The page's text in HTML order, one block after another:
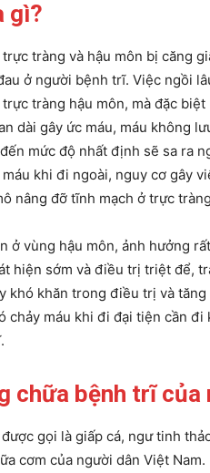
gì?
tràng và hậu môn bị căng
ở người bệnh trĩ. Việc ngồi
trực tràng hậu môn, mà đặc
dài gây ức máu, máu không
mức độ nhất định sẽ sa ra
máu khi đi ngoài, nguy cơ gây
nâng đỡ tĩnh mạch ở trực
ở vùng hậu môn, ảnh hưởng
hiện sớm và điều trị triệt để,
khó khăn trong điều trị và
chảy máu khi đi đại tiện cần
chữa bệnh trĩ của
gọi là giấp cá, ngư tinh
cơm của người dân Việt